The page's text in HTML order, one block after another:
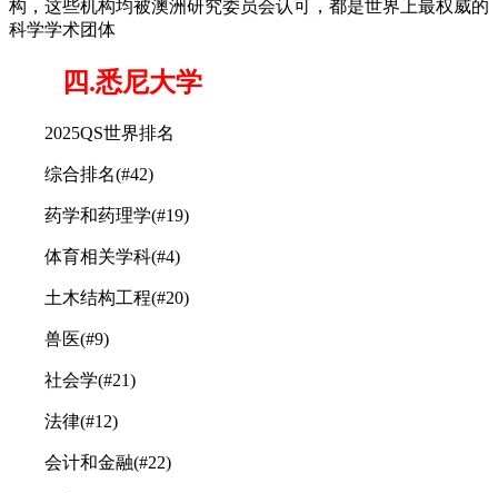
构，这些机构均被澳洲研究委员会认可，都是世界上最权威的
科学学术团体
四.悉尼大学
2025QS世界排名
综合排名(#42)
药学和药理学(#19)
体育相关学科(#4)
土木结构工程(#20)
兽医(#9)
社会学(#21)
法律(#12)
会计和金融(#22)